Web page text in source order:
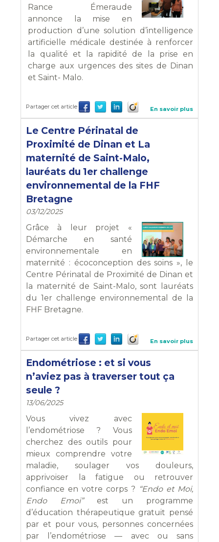
Rance Émeraude
annonce la mise en
production d’une solution d’intelligence
artificielle médicale destinée à renforcer
la qualité et la rapidité de la prise en
charge aux urgences des sites de Dinan
et Saint- Malo.
Partager cet article En savoir plus
Le Centre Périnatal de
Proximité de Dinan et La
maternité de Saint-Malo,
lauréats du 1er challenge
environnemental de la FHF
Bretagne
03/12/2025
Grâce à leur projet «
Démarche en santé
environnementale en
maternité : écoconception des soins », le
Centre Périnatal de Proximité de Dinan et
la maternité de Saint-Malo, sont lauréats
du 1er challenge environnemental de la
FHF Bretagne.
Partager cet article En savoir plus
Endométriose : et si vous
n’aviez pas à traverser tout ça
seule ?
13/06/2025
Vous vivez avec
l’endométriose ? Vous
cherchez des outils pour
mieux comprendre votre
maladie, soulager vos douleurs,
apprivoiser la fatigue ou retrouver
confiance en votre corps ? “Endo et Moi,
Endo Emoi”est un programme
d’éducation thérapeutique gratuit pensé
par et pour vous, personnes concernées
par l’endométriose — avec ou sans